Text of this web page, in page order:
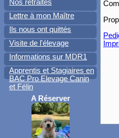
Nos retraités
Lettre à mon Maître
Ils nous ont quittés
Visite de l'élevage
Informations sur MDR1
Apprentis et Stagiaires en
BAC Pro Elevage Canin
et Félin
A Réserver